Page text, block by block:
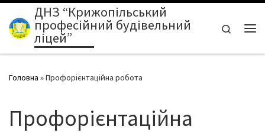
Перейти до вмісту
ДНЗ “Крижопільський
професійний будівельний
ліцей”
Search
Головна »Профорієнтаційна робота
Профорієнтаційна